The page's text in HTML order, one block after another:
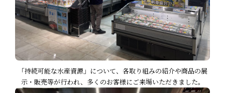
「持続可能な水産資源」について、各取り組みの紹介や商品の展
示・販売等が行われ、多くのお客様にご来場いただきました。